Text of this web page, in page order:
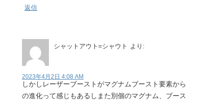
返信
シャットアウト=シャウト より:
2023年4月2日 4:08 AM
しかしレーザーブーストがマグナムブースト要素から
の進化って感じもあるしまた別個のマグナム、ブース